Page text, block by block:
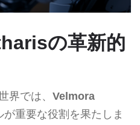
の革新的
界では、 Velmora
重要な役割を果たしま